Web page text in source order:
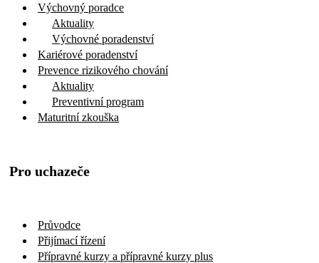
Výchovný poradce
Aktuality
Výchovné poradenství
Kariérové poradenství
Prevence rizikového chování
Aktuality
Preventivní program
Maturitní zkouška
Pro uchazeče
Průvodce
Přijímací řízení
Přípravné kurzy a přípravné kurzy plus